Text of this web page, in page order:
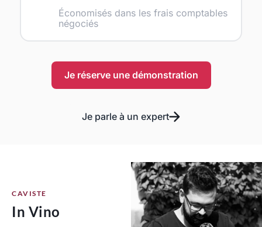
Économisés dans les frais comptables
négociés
Je réserve une démonstration
Je parle à un expert
CAVISTE
In Vino